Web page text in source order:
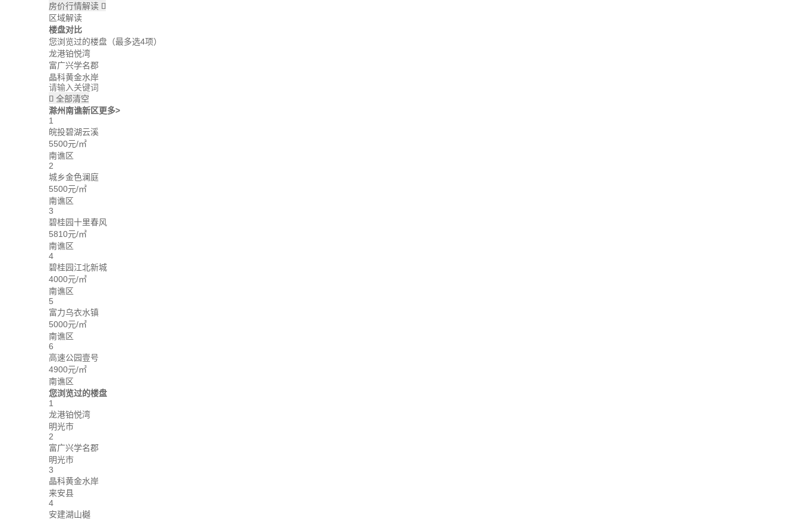
房价行情解读 
区域解读
楼盘对比
您浏览过的楼盘 （最多选4项）
龙港铂悦湾
富广兴学名郡
晶科黄金水岸
 全部清空
滁州南谯新区更多>
1
皖投碧湖云溪
5500元/㎡
南谯区
2
城乡金色澜庭
5500元/㎡
南谯区
3
碧桂园十里春风
5810元/㎡
南谯区
4
碧桂园江北新城
4000元/㎡
南谯区
5
富力乌衣水镇
5000元/㎡
南谯区
6
高速公园壹号
4900元/㎡
南谯区
您浏览过的楼盘
1
龙港铂悦湾
明光市
2
富广兴学名郡
明光市
3
晶科黄金水岸
来安县
4
安建湖山樾